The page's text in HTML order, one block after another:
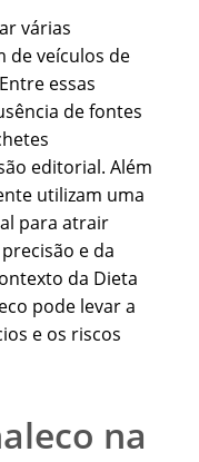
várias
de veículos de
essas
de fontes
editorial. Além
utilizam uma
para atrair
e da
da Dieta
pode levar a
e os riscos
na